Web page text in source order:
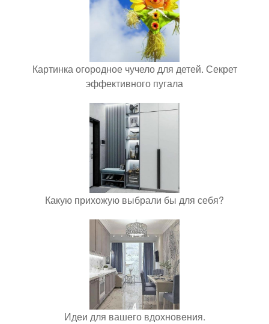
Картинка огородное чучело для детей. Секрет
эффективного пугала
Какую прихожую выбрали бы для себя?
Идеи для вашего вдохновения.